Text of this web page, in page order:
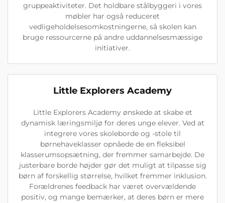
gruppeaktiviteter. Det holdbare stålbyggeri i vores
møbler har også reduceret
vedligeholdelsesomkostningerne, så skolen kan
bruge ressourcerne på andre uddannelsesmæssige
initiativer.
Little Explorers Academy
Little Explorers Academy ønskede at skabe et
dynamisk læringsmiljø for deres unge elever. Ved at
integrere vores skoleborde og -stole til
børnehaveklasser opnåede de en fleksibel
klasserumsopsætning, der fremmer samarbejde. De
justerbare borde højder gør det muligt at tilpasse sig
børn af forskellig størrelse, hvilket fremmer inklusion.
Forældrenes feedback har været overvældende
positiv, og mange bemærker, at deres børn er mere